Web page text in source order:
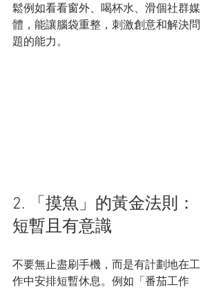
鬆例如看看窗外、喝杯水、滑個社群媒
體，能讓腦袋重整，刺激創意和解決問
題的能力。
2. 「摸魚」的黃金法則：
短暫且有意識
不要無止盡刷手機，而是有計劃地在工
作中安排短暫休息。例如「番茄工作